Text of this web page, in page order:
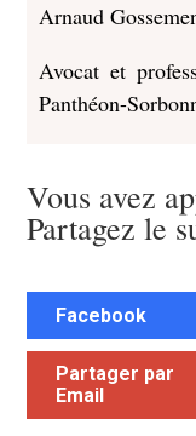
Arnaud
Avocat et
Panthéon-
Vous avez
Partagez le
Facebook
Partager par
Email